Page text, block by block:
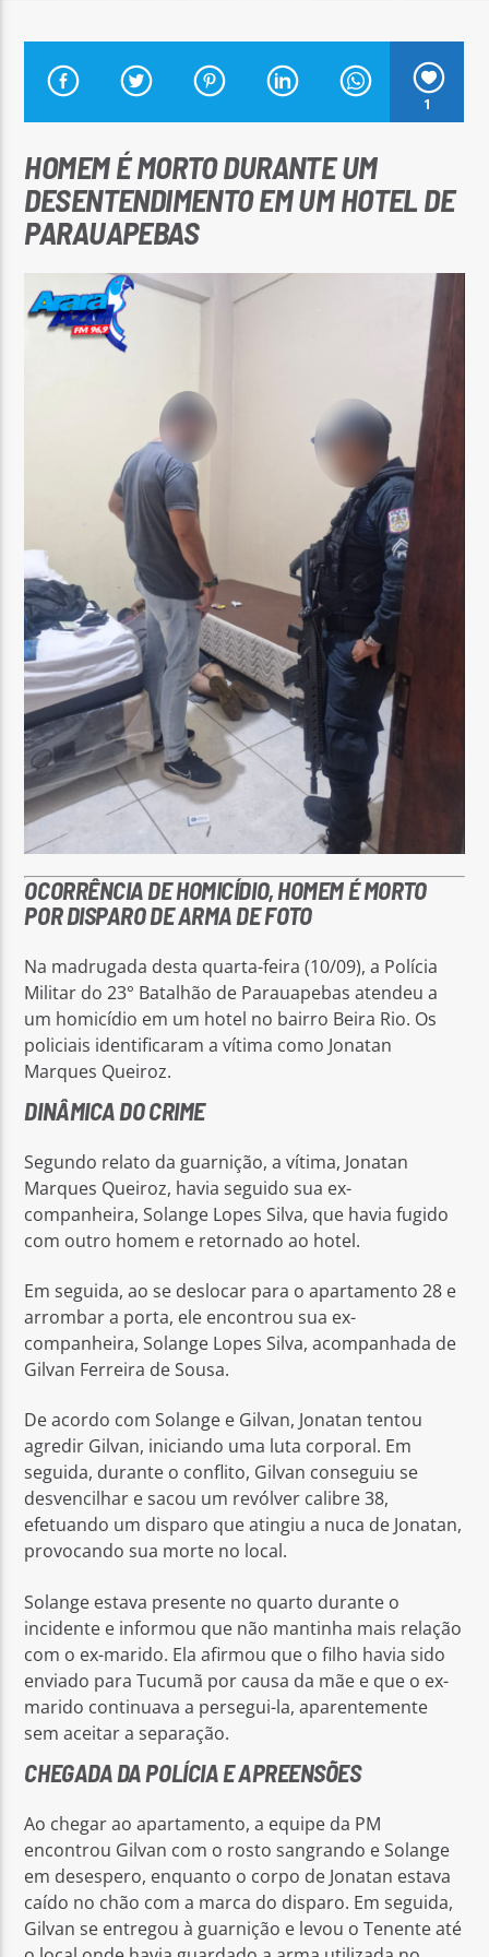
Arara Azul FM
1
HOMEM É MORTO DURANTE UM
DESENTENDIMENTO EM UM HOTEL DE
PARAUAPEBAS
OCORRÊNCIA DE HOMICÍDIO, HOMEM É MORTO
POR DISPARO DE ARMA DE FOTO
Na madrugada desta quarta-feira (10/09), a Polícia
Militar do 23° Batalhão de Parauapebas atendeu a
um homicídio em um hotel no bairro Beira Rio. Os
policiais identificaram a vítima como Jonatan
Marques Queiroz.
DINÂMICA DO CRIME
Segundo relato da guarnição, a vítima, Jonatan
Marques Queiroz, havia seguido sua ex-
companheira, Solange Lopes Silva, que havia fugido
com outro homem e retornado ao hotel.
Em seguida, ao se deslocar para o apartamento 28 e
arrombar a porta, ele encontrou sua ex-
companheira, Solange Lopes Silva, acompanhada de
Gilvan Ferreira de Sousa.
De acordo com Solange e Gilvan, Jonatan tentou
agredir Gilvan, iniciando uma luta corporal. Em
seguida, durante o conflito, Gilvan conseguiu se
desvencilhar e sacou um revólver calibre 38,
efetuando um disparo que atingiu a nuca de Jonatan,
provocando sua morte no local.
Solange estava presente no quarto durante o
incidente e informou que não mantinha mais relação
com o ex-marido. Ela afirmou que o filho havia sido
enviado para Tucumã por causa da mãe e que o ex-
marido continuava a persegui-la, aparentemente
sem aceitar a separação.
CHEGADA DA POLÍCIA E APREENSÕES
Ao chegar ao apartamento, a equipe da PM
encontrou Gilvan com o rosto sangrando e Solange
em desespero, enquanto o corpo de Jonatan estava
caído no chão com a marca do disparo. Em seguida,
Gilvan se entregou à guarnição e levou o Tenente até